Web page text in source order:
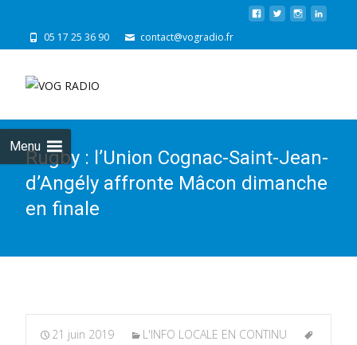
05 17 25 36 90 contact@vogradio.fr
Menu
Rugby : l’Union Cognac-Saint-Jean-
d’Angély affronte Mâcon dimanche
en finale
21 juin 2019
L'INFO LOCALE EN CONTINU